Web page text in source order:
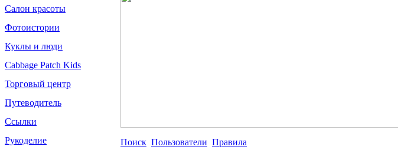
Салон красоты
Фотоистории
Куклы и люди
Cabbage Patch Kids
Торговый центр
Путеводитель
Ссылки
Рукоделие
Поиск Пользователи Правила